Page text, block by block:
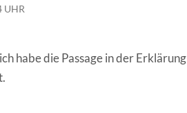
UHR
habe die Passage in der Erklärung